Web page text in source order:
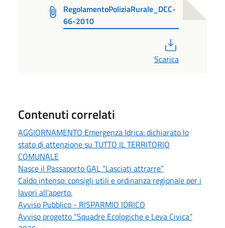
RegolamentoPoliziaRurale_DCC-
66-2010
Scarica
Contenuti correlati
AGGIORNAMENTO Emergenza Idrica: dichiarato lo
stato di attenzione su TUTTO IL TERRITORIO
COMUNALE
Nasce il Passaporto GAL “Lasciati attrarre”
Caldo intenso: consigli utili e ordinanza regionale per i
lavori all'aperto.
Avviso Pubblico - RISPARMIO IDRICO
Avviso progetto “Squadre Ecologiche e Leva Civica”